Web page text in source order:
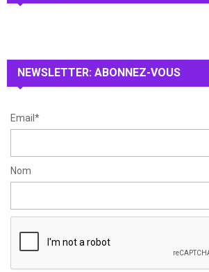
:
NEWSLETTER: ABONNEZ-VOUS
Email*
Nom